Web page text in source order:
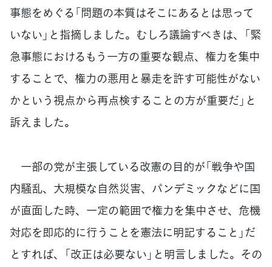
事態をめぐる「問題の本質はそこにあるとは思って
いない」と指摘しました。むしろ議論すべきは、「緊
急事態におけるもう一方の重要な観点、権力を集中
することで、権力の悪用と暴走を許す可能性がない
かという視点から再点検することの方が重要だ」と
訴えました。
一部の党が主張している改憲の目的が「戦争や国
内騒乱、大規模な自然災害、パンデミックなどに国
が直面した時、一定の範囲で権力を集中させ、危機
対応を即応的に行うことを憲法に明記すること」だ
とすれば、「改正は必要ない」と明言しました。その